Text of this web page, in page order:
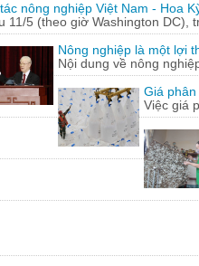
nông nghiệp Việt Nam - Hoa
11/5 (theo giờ Washington DC),
Nông nghiệp là một lợi
Nội dung về nông
Giá
Việc giá